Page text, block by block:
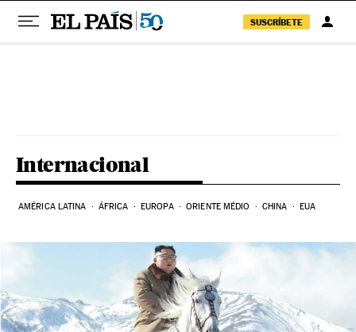
SUSCRÍBETE
Internacional
AMÉRICA LATINA ÁFRICA EUROPA ORIENTE MÉDIO CHINA EUA